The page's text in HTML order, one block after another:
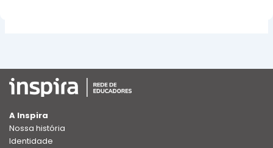
A Inspira
Nossa história
Identidade